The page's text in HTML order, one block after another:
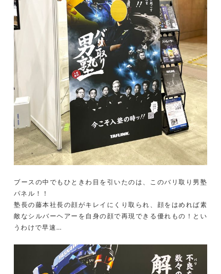
ブースの中でもひときわ目を引いたのは、このバリ取り男塾
パネル！！
塾長の藤本社長の顔がキレイにくり取られ、顔をはめれば素
敵なシルバーヘアーを自身の顔で再現できる優れもの！とい
うわけで早速…